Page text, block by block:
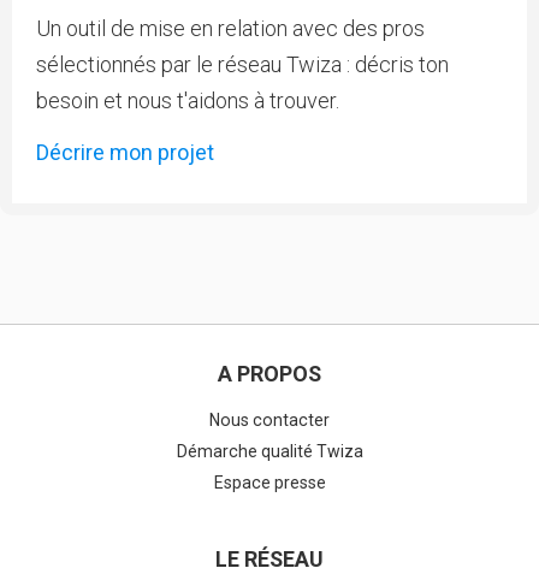
Un outil de mise en relation avec des pros
sélectionnés par le réseau Twiza : décris ton
besoin et nous t'aidons à trouver.
Décrire mon projet
A PROPOS
Nous contacter
Démarche qualité Twiza
Espace presse
LE RÉSEAU